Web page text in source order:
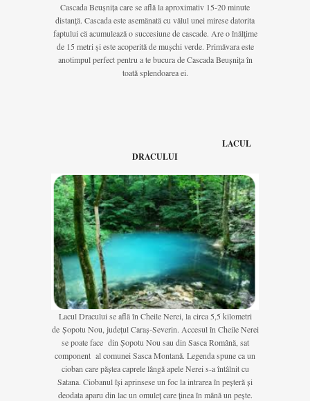
Cascada Beușnița care se află la aproximativ 15-20 minute
distanță. Cascada este asemănată cu vălul unei mirese datorita
faptului că acumulează o succesiune de cascade. Are o înălțime
de 15 metri și este acoperită de mușchi verde. Primăvara este
anotimpul perfect pentru a te bucura de Cascada Beușnița în
toată splendoarea ei.
LACUL
DRACULUI
Lacul Dracului se află în Cheile Nerei, la circa 5,5 kilometri
de Șopotu Nou, județul Caraș-Severin. Accesul în Cheile Nerei
se poate face din Șopotu Nou sau din Sasca Română, sat
component al comunei Sasca Montană. Legenda spune ca un
cioban care păștea caprele lângă apele Nerei s-a întâlnit cu
Satana. Ciobanul își aprinsese un foc la intrarea în peșteră și
deodata aparu din lac un omuleț care ținea în mână un pește.